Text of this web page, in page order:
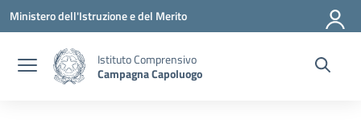
Vai ai contenuti
Vai al menu di navigazione
Vai al footer
Ministero dell'Istruzione e del Merito
Istituto Comprensivo
Campagna Capoluogo